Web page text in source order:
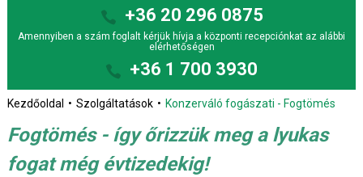
+36 20 296 0875
Amennyiben a szám foglalt kérjük hívja a központi recepciónkat az alábbi
elérhetőségen
+36 1 700 3930
Kezdőoldal Szolgáltatások Konzerváló fogászati - Fogtömés
Fogtömés - így őrizzük meg a lyukas
fogat még évtizedekig!